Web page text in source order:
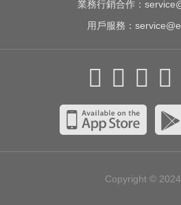
業務行銷合作：
用戶服務：
Copyright © 2024